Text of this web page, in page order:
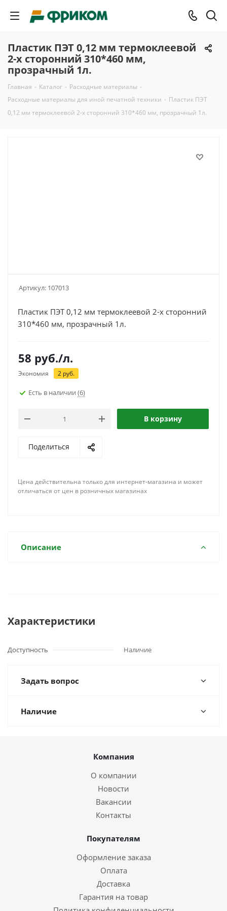
Пластик ПЭТ 0,12 мм термоклеевой
2-х сторонний 310*460 мм,
прозрачный 1л.
Главная - Каталог - Расходные материалы -
Расходные материалы для иной печатной техники - Пластик ПЭТ
0,12 мм термоклеевой 2-х сторонний 310*460 мм, прозрачный 1л.
Артикул: 107013
Пластик ПЭТ 0,12 мм термоклеевой 2-х сторонний
310*460 мм, прозрачный 1л.
58 руб./л.
Экономия 2 руб.
Есть в наличии (6)
В корзину
Поделиться
Цена действительна только для интернет-магазина и может
отличаться от цен в розничных магазинах
Описание
Характеристики
Доступность Наличие
Задать вопрос
Наличие
Компания
О компании
Новости
Вакансии
Контакты
Покупателям
Оформление заказа
Оплата
Доставка
Гарантия на товар